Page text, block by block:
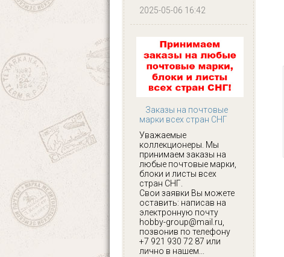
2025-05-06 16:42
Заказы на почтовые
марки всех стран СНГ
Уважаемые
коллекционеры. Мы
принимаем заказы на
любые почтовые марки,
блоки и листы всех
стран СНГ.
Свои заявки Вы можете
оставить: написав на
электронную почту
hobby-group@mail.ru,
позвонив по телефону
+7 921 930 72 87 или
лично в нашем...